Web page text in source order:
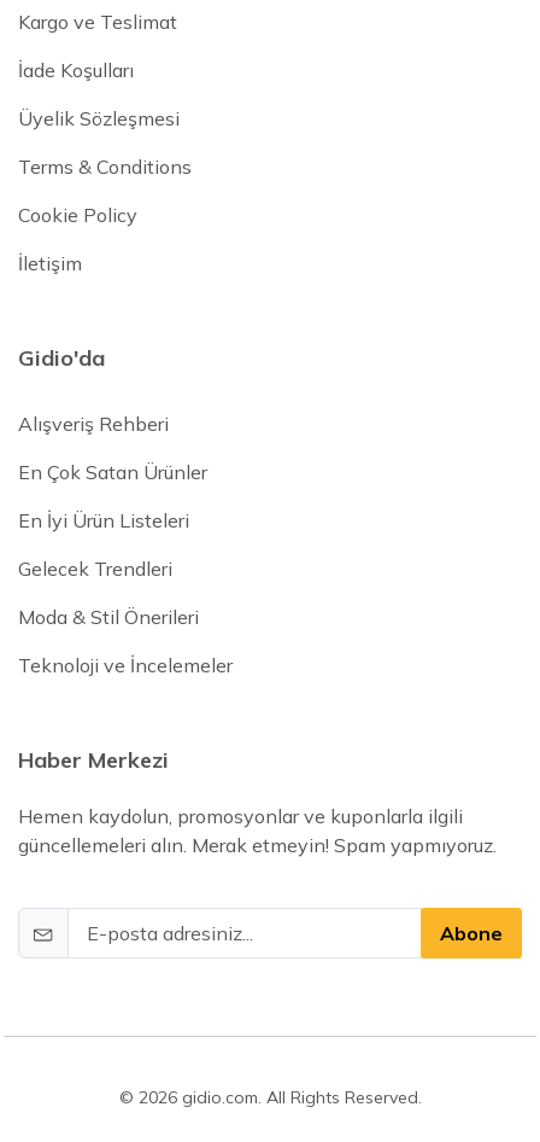
Kargo ve Teslimat
İade Koşulları
Üyelik Sözleşmesi
Terms & Conditions
Cookie Policy
İletişim
Gidio'da
Alışveriş Rehberi
En Çok Satan Ürünler
En İyi Ürün Listeleri
Gelecek Trendleri
Moda & Stil Önerileri
Teknoloji ve İncelemeler
Haber Merkezi
Hemen kaydolun, promosyonlar ve kuponlarla ilgili
güncellemeleri alın. Merak etmeyin! Spam yapmıyoruz.
Abone
© 2026 gidio.com. All Rights Reserved.